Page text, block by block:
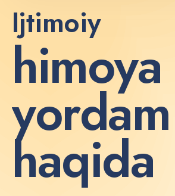
Ijtimoiy
himoya
yordam
haqida